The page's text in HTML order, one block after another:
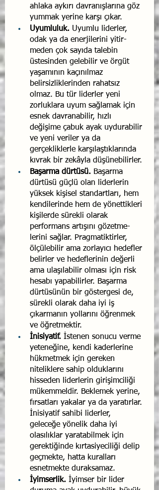
ahlaka aykırı davranışlarına göz
yum­mak yerine karşı çıkar.
Uyumluluk. Uyumlu liderler,
odak ya da enerjilerini yitir­
meden çok sayıda talebin
üstesinden gelebilir ve örgüt
yaşa­mının kaçınılmaz
belirsizliklerinden rahatsız
olmaz. Bu tür liderler yeni
zorluklara uyum sağlamak için
esnek davra­nabilir, hızlı
değişime çabuk ayak uydurabilir
ve yeni veriler ya da
gerçekliklerle karşılaştıklarında
kıvrak bir zekâyla dü­şünebilirler.
Başarma dürtüsü. Başarma
dürtüsü güçlü olan liderlerin
yüksek kişisel standartları, hem
kendilerinde hem de yönet­tikleri
kişilerde sürekli olarak
performans artışını gözetme­
lerini sağlar. Pragmatiktirler,
ölçülebilir ama zorlayıcı he­defler
belirler ve hedeflerinin değerli
ama ulaşılabilir olması için risk
hesabı yapabilirler. Başarma
dürtüsünün bir gös­tergesi de,
sürekli olarak daha iyi iş
çıkarmanın yollarını öğ­renmek
ve öğretmektir.
İnisiyatif. İstenen sonucu verme
yeteneğine, kendi ka­derlerine
hükmetmek için gereken
niteliklere sahip oldukla­rını
hisseden liderlerin girişimciliği
mükemmeldir. Bekle­mek yerine,
fırsatları yakalar ya da yaratırlar.
İnisiyatif sahibi liderler,
geleceğe yönelik daha iyi
olasılıklar yaratabilmek için
gerektiğinde kırtasiyeciliği delip
geçmekte, hatta kuralları
esnetmekte duraksamaz.
İyimserlik. İyimser bir lider